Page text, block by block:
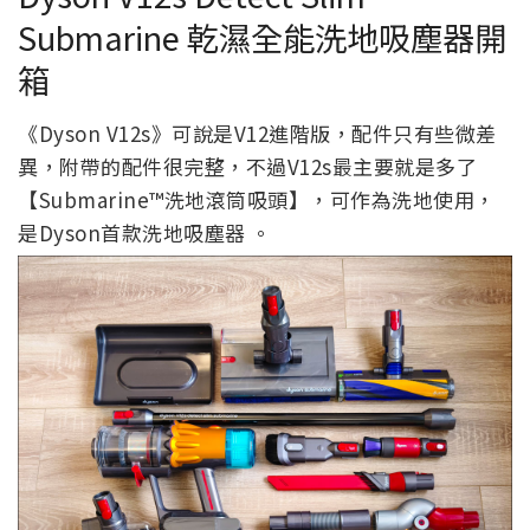
Submarine 乾濕全能洗地吸塵器開
箱
《Dyson V12s》可說是V12進階版，配件只有些微差
異，附帶的配件很完整，不過V12s最主要就是多了
【Submarine™洗地滾筒吸頭】，可作為洗地使用，
是Dyson首款洗地吸塵器 。